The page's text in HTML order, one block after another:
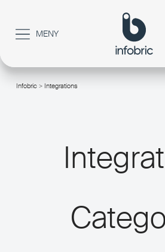
MENY
Infobric> Integrations/